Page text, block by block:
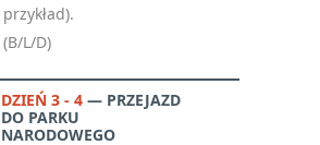
przykład).
(B/L/D)
DZIEŃ 3 - 4
PRZEJAZD
DO PARKU
NARODOWEGO